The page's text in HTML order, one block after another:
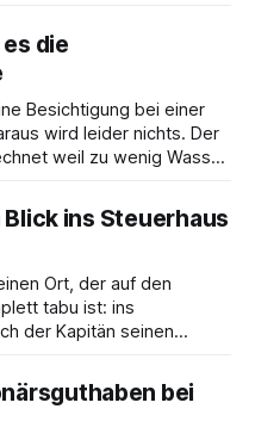
die
Besichtigung bei einer
wird leider nichts. Der
weil zu wenig Wasser
Donau hinunter Richtung
ins Steuerhaus
Ort, der auf den
tabu ist: ins
der Kapitän seinen
Mainz Richtung Koblenz
bei